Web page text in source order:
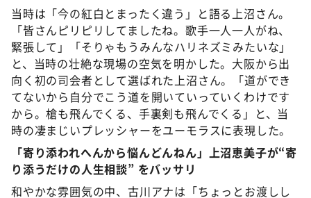
当時は「今の紅白とまったく違う」と語る上沼さん。
「皆さんピリピリしてましたね。歌手一人一人がね、
緊張して」「そりゃもうみんなハリネズミみたいな」
と、当時の壮絶な現場の空気を明かした。大阪から出
向く初の司会者として選ばれた上沼さん。「道ができ
てないから自分でこう道を開いていっていくわけです
から。槍も飛んでくる、手裏剣も飛んでくる」と、当
時の凄まじいプレッシャーをユーモラスに表現した。
「寄り添われへんから悩んどんねん」上沼恵美子が“寄
り添うだけの人生相談” をバッサリ
和やかな雰囲気の中、古川アナは「ちょっとお渡しし